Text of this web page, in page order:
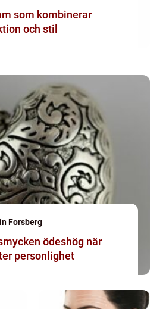
som kombinerar
och stil
Forsberg
ödeshög när
personlighet